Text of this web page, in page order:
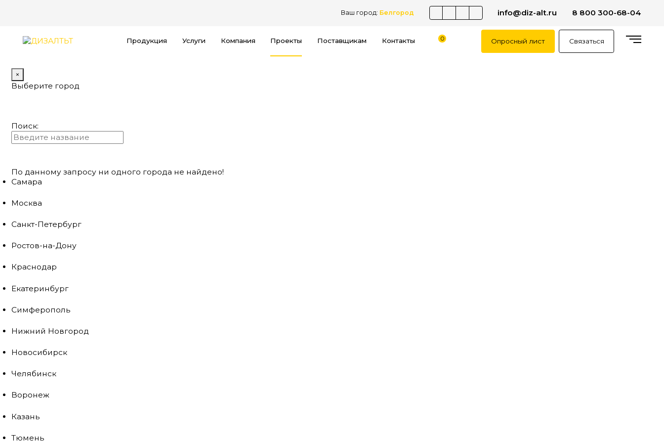
Ваш город: Белгород info@diz-alt.ru 8 800 300-68-04
Продукция Услуги Компания Проекты Поставщикам Контакты 0 Опросный лист Связаться
×
Выберите город
Поиск:
По данному запросу ни одного города не найдено!
Самара
Москва
Санкт-Петербург
Ростов-на-Дону
Краснодар
Екатеринбург
Симферополь
Нижний Новгород
Новосибирск
Челябинск
Воронеж
Казань
Тюмень